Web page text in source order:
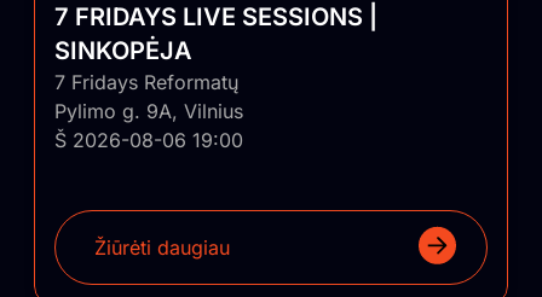
7 FRIDAYS LIVE SESSIONS |
SINKOPĖJA
7 Fridays Reformatų
Pylimo g. 9A, Vilnius
Š 2026-08-06 19:00
Žiūrėti daugiau